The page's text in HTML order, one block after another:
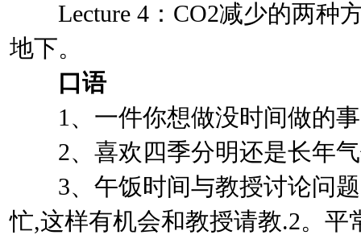
Lecture 4：CO2减少的两种
地下。
口语
1、一件你想做没时间做的
2、喜欢四季分明还是长年气
3、午饭时间与教授讨论问题
忙,这样有机会和教授请教.2。